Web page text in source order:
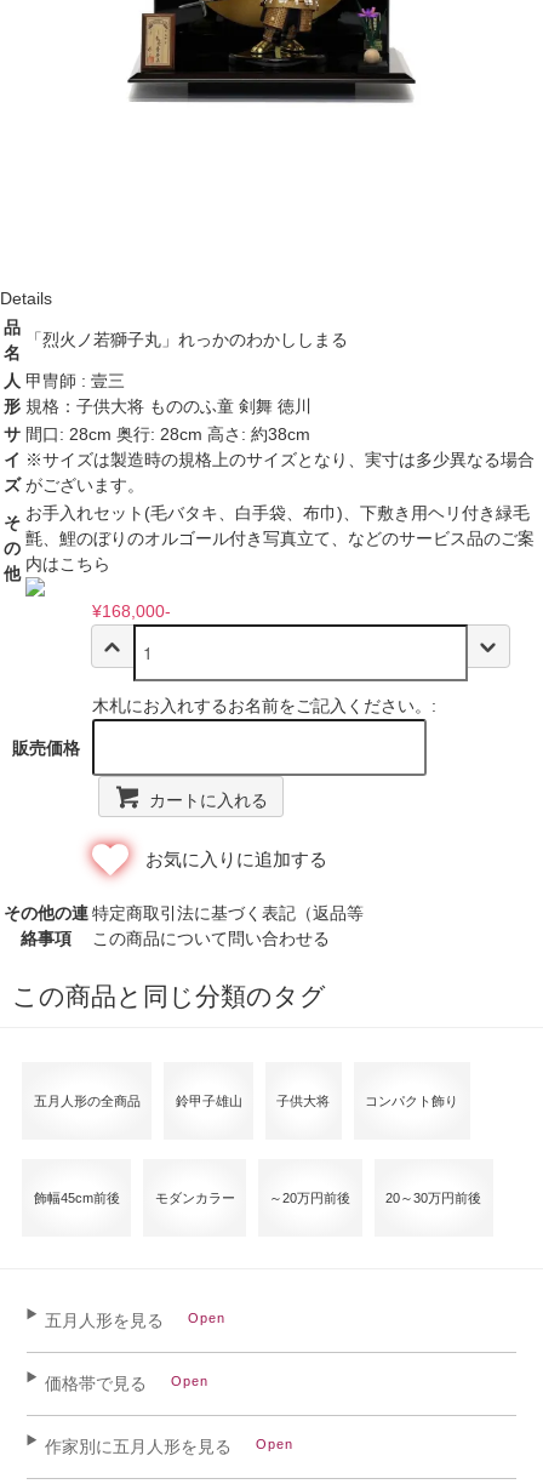
Details
品
名
「烈火ノ若獅子丸」れっかのわかししまる
人
形
甲冑師 : 壹三
規格：子供大将 もののふ童 剣舞 徳川
サ
イ
ズ
間口: 28cm 奥行: 28cm 高さ: 約38cm
※サイズは製造時の規格上のサイズとなり、実寸は多少異なる場合
がございます。
そ
の
他
お手入れセット(毛バタキ、白手袋、布巾)、下敷き用ヘリ付き緑毛
氈、鯉のぼりのオルゴール付き写真立て、などのサービス品のご案
内はこちら
販売価格
¥168,000-
木札にお入れするお名前をご記入ください。:
カートに入れる
お気に入りに追加する
その他の連
絡事項
特定商取引法に基づく表記（返品等
この商品について問い合わせる
この商品と同じ分類のタグ
五月人形の全商品 鈴甲子雄山 子供大将 コンパクト飾り
飾幅45cm前後 モダンカラー ～20万円前後 20～30万円前後
五月人形を見る
価格帯で見る
作家別に五月人形を見る